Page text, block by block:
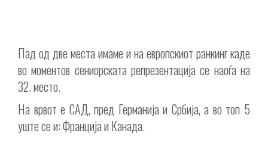
Пад од две места имаме и на европскиот ранкинг каде
во моментов сениорската репрезентација се наоѓа на
32. место.
На врвот е САД, пред Германија и Србија, а во топ 5
уште се и: Франција и Канада.